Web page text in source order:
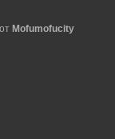
Mofumofucity